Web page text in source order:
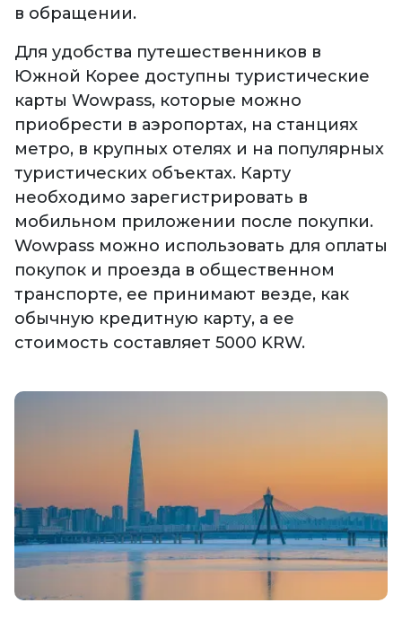
в обращении.
Для удобства путешественников в
Южной Корее доступны туристические
карты Wowpass, которые можно
приобрести в аэропортах, на станциях
метро, в крупных отелях и на популярных
туристических объектах. Карту
необходимо зарегистрировать в
мобильном приложении после покупки.
Wowpass можно использовать для оплаты
покупок и проезда в общественном
транспорте, ее принимают везде, как
обычную кредитную карту, а ее
стоимость составляет 5000 KRW.